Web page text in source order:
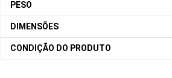
PESO
DIMENSÕES
CONDIÇÃO DO PRODUTO